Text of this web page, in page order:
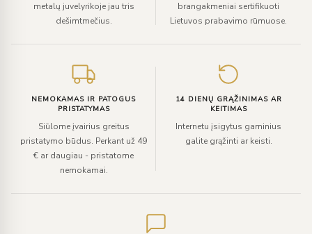
metalų juvelyrikoje jau tris
dešimtmečius.
brangakmeniai sertifikuoti
Lietuvos prabavimo rūmuose.
NEMOKAMAS IR PATOGUS
PRISTATYMAS
Siūlome įvairius greitus
pristatymo būdus. Perkant už 49
€ ar daugiau - pristatome
nemokamai.
14 DIENŲ GRĄŽINIMAS AR
KEITIMAS
Internetu įsigytus gaminius
galite grąžinti ar keisti.